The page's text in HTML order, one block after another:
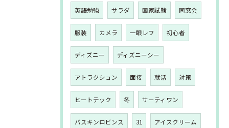
英語勉強 サラダ 国家試験 同窓会
服装 カメラ 一眼レフ 初心者
ディズニー ディズニーシー
アトラクション 面接 就活 対策
ヒートテック 冬 サーティワン
バスキンロビンス 31 アイスクリーム